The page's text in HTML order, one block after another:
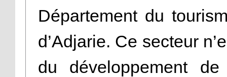
Département du
d’Adjarie. Ce secteur
du développement